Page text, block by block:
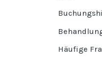
Häufige